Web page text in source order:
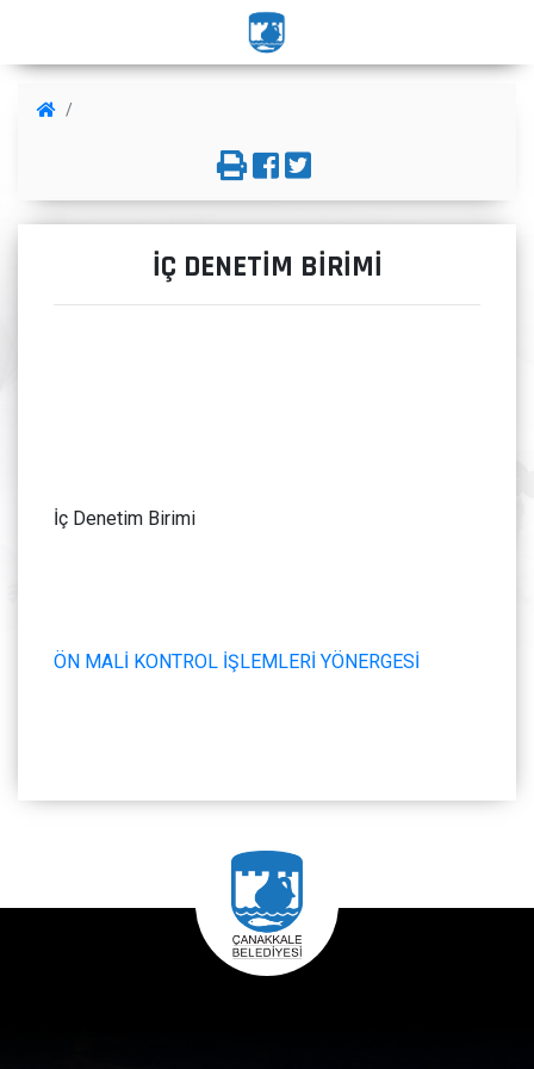
İÇ DENETİM BİRİMİ
İç Denetim Birimi
ÖN MALİ KONTROL İŞLEMLERİ YÖNERGESİ